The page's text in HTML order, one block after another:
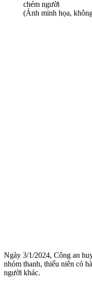
(Ảnh minh họa,
Ngày 3/1/2024, Công an
nhóm thanh, thiếu niên có
người khác.